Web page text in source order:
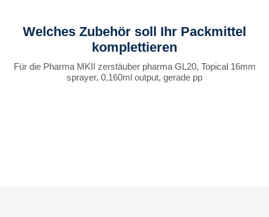
Welches Zubehör soll Ihr Packmittel
komplettieren
Für die Pharma MKII zerstäuber pharma GL20, Topical 16mm
sprayer, 0,160ml output, gerade pp